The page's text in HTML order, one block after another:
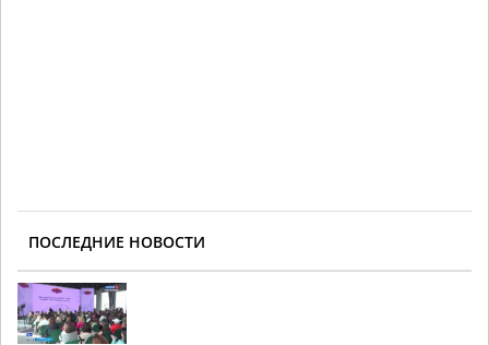
ПОСЛЕДНИЕ НОВОСТИ